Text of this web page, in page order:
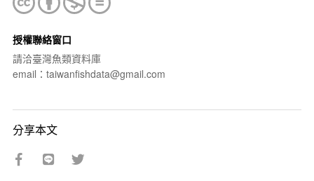
授權聯絡窗口
請洽臺灣魚類資料庫
email：taiwanfishdata@gmail.com
分享本文